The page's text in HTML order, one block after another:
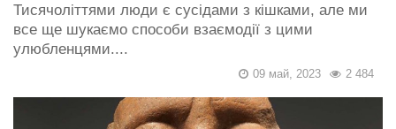
Тисячоліттями люди є сусідами з кішками, але ми
все ще шукаємо способи взаємодії з цими
улюбленцями....
2 484
09 май, 2023